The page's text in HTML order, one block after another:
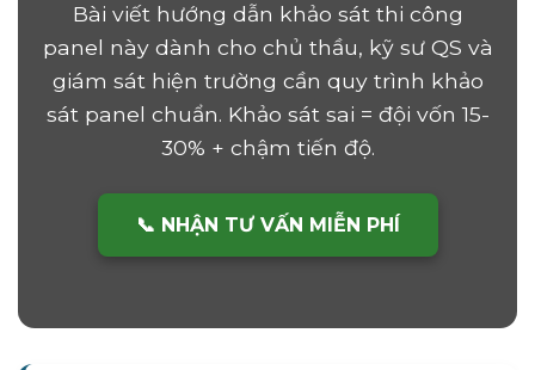
Bài viết hướng dẫn khảo sát thi công
panel này dành cho chủ thầu, kỹ sư QS và
giám sát hiện trường cần quy trình khảo
sát panel chuẩn. Khảo sát sai = đội vốn 15-
30% + chậm tiến độ.
📞 NHẬN TƯ VẤN MIỄN PHÍ